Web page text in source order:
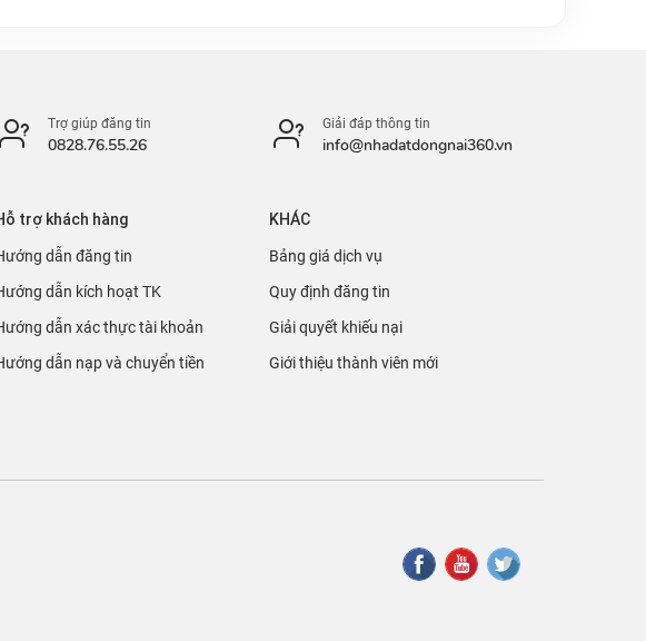
Trợ giúp đăng tin
0828.76.55.26
Giải đáp thông tin
info@nhadatdongnai360.vn
trợ khách hàng
dẫn đăng tin
dẫn kích hoạt TK
dẫn xác thực tài khoản
dẫn nạp và chuyển tiền
KHÁC
Bảng giá dịch vụ
Quy định đăng tin
Giải quyết khiếu nại
Giới thiệu thành viên mới